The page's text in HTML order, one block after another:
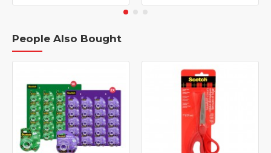
People Also Bought